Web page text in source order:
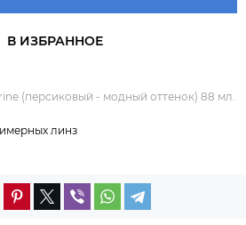
(персиковый - модный оттенок) 88 мл.
линз